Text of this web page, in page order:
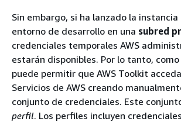
Sin embargo, si ha lanzado la instancia
entorno de desarrollo en una subred
credenciales temporales AWS
estarán disponibles. Por lo tanto,
puede permitir que AWS Toolkit
Servicios de AWS creando
conjunto de credenciales. Este
perfil. Los perfiles incluyen